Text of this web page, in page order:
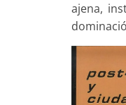
ajena,